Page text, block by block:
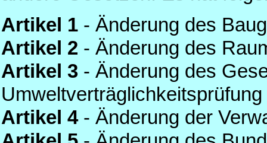
Artikel 1 - Änderung des
Artikel 2 - Änderung des
Artikel 3 - Änderung des
Umweltverträglichkeitsprüfung
Artikel 4- Änderung der